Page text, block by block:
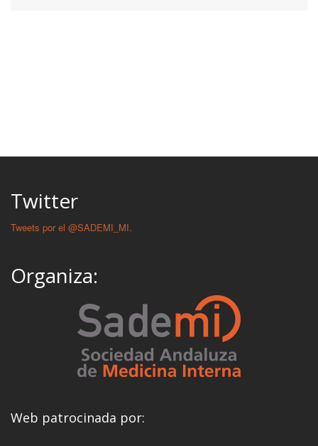
Twitter
Tweets por el @SADEMI_MI.
Organiza:
Web patrocinada por: